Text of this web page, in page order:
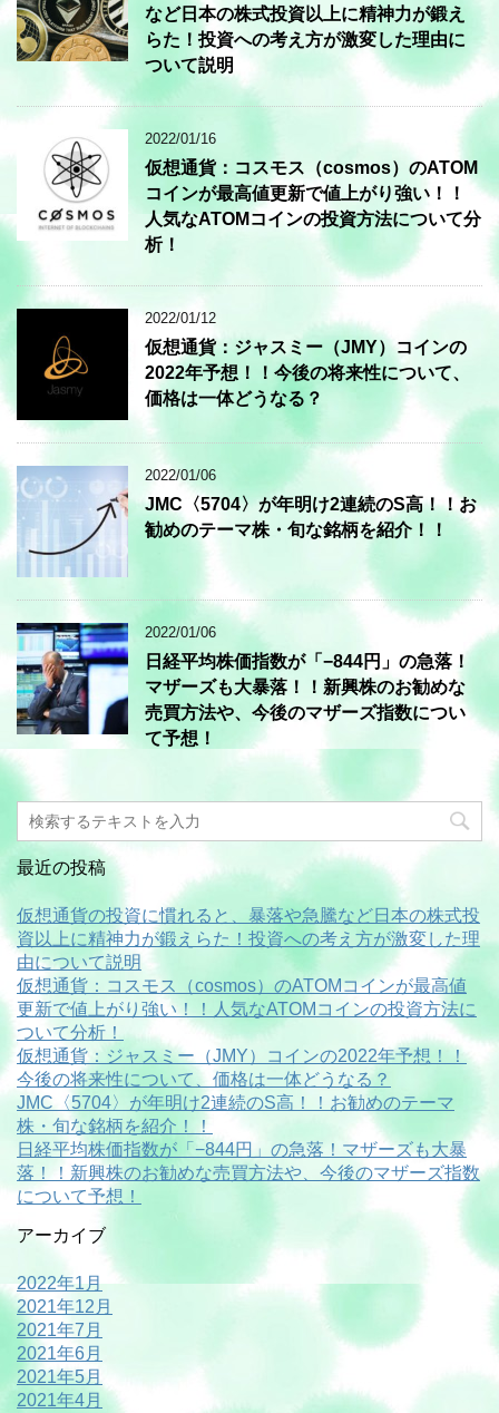
など日本の株式投資以上に精神力が鍛え
らた！投資への考え方が激変した理由に
ついて説明
2022/01/16
仮想通貨：コスモス（cosmos）のATOM
コインが最高値更新で値上がり強い！！
人気なATOMコインの投資方法について分
析！
2022/01/12
仮想通貨：ジャスミー（JMY）コインの
2022年予想！！今後の将来性について、
価格は一体どうなる？
2022/01/06
JMC〈5704〉が年明け2連続のS高！！お
勧めのテーマ株・旬な銘柄を紹介！！
2022/01/06
日経平均株価指数が「−844円」の急落！
マザーズも大暴落！！新興株のお勧めな
売買方法や、今後のマザーズ指数につい
て予想！
最近の投稿
仮想通貨の投資に慣れると、暴落や急騰など日本の株式投
資以上に精神力が鍛えらた！投資への考え方が激変した理
由について説明
仮想通貨：コスモス（cosmos）のATOMコインが最高値
更新で値上がり強い！！人気なATOMコインの投資方法に
ついて分析！
仮想通貨：ジャスミー（JMY）コインの2022年予想！！
今後の将来性について、価格は一体どうなる？
JMC〈5704〉が年明け2連続のS高！！お勧めのテーマ
株・旬な銘柄を紹介！！
日経平均株価指数が「−844円」の急落！マザーズも大暴
落！！新興株のお勧めな売買方法や、今後のマザーズ指数
について予想！
アーカイブ
2022年1月
2021年12月
2021年7月
2021年6月
2021年5月
2021年4月